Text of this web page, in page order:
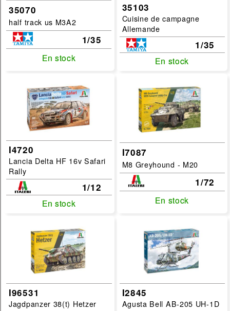
35070
half track us M3A2
1/35
En stock
En stock
35103
Cuisine de campagne
Allemande
1/35
En stock
En stock
I4720
Lancia Delta HF 16v Safari
Rally
1/12
En stock
En stock
I7087
M8 Greyhound - M20
1/72
En stock
En stock
I96531
Jagdpanzer 38(t) Hetzer
I2845
Agusta Bell AB-205 UH-1D